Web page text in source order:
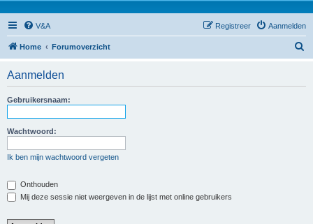
V&A Aanmelden
Registreer
Home Forumoverzicht
Aanmelden
Gebruikersnaam:
Wachtwoord:
Ik ben mijn wachtwoord vergeten
Onthouden
Mij deze sessie niet weergeven in de lijst met online gebruikers